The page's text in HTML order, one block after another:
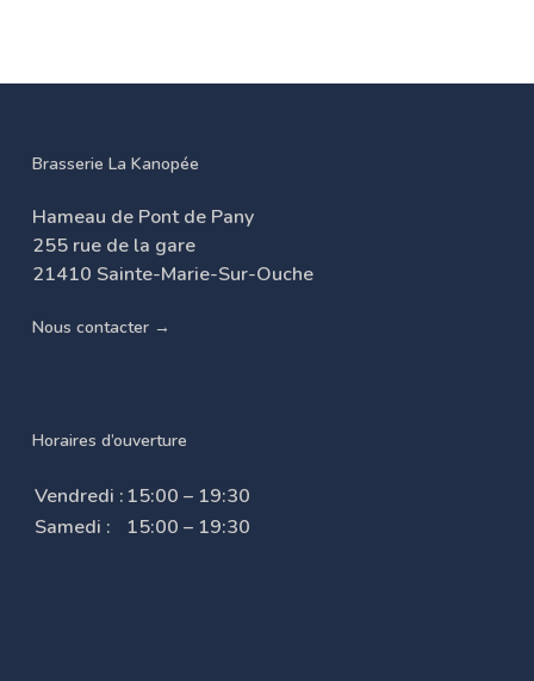
Brasserie La Kanopée
Hameau de Pont de Pany
255 rue de la gare
21410 Sainte-Marie-Sur-Ouche
Nous contacter →
Horaires d’ouverture
Vendredi : 15:00 – 19:30
Samedi :
15:00 – 19:30